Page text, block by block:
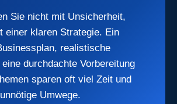
Sie nicht mit Unsicherheit,
einer klaren Strategie. Ein
realistische
durchdachte Vorbereitung
sparen oft viel Zeit und
Umwege.